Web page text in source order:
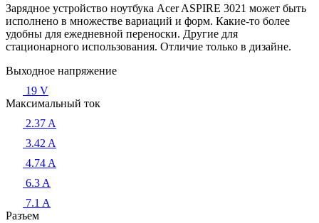
Зарядное устройство ноутбука Acer ASPIRE 3021 может быть
исполнено в множестве вариаций и форм. Какие-то более
удобны для ежедневной переноски. Другие для
стационарного использования. Отличие только в дизайне.
Выходное напряжение
19 V
Максимальный ток
2.37 A
3.42 A
4.74 A
6.3 A
7.1 A
Разъем